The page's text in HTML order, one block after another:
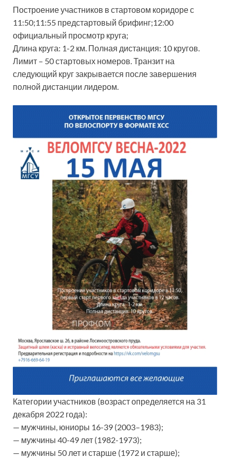
Построение участников в стартовом коридоре с
11:50;11:55 предстартовый брифинг;12:00
официальный просмотр круга;
Длина круга: 1-2 км. Полная дистанция: 10 кругов.
Лимит – 50 стартовых номеров. Транзит на
следующий круг закрывается после завершения
полной дистанции лидером.
Категории участников (возраст определяется на 31
декабря 2022 года):
— мужчины, юниоры 16-39 (2003–1983);
— мужчины 40-49 лет (1982-1973);
— мужчины 50 лет и старше (1972 и старше);